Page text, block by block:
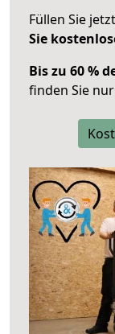
Füllen Sie
Sie
Bis zu 60 %
finden Sie